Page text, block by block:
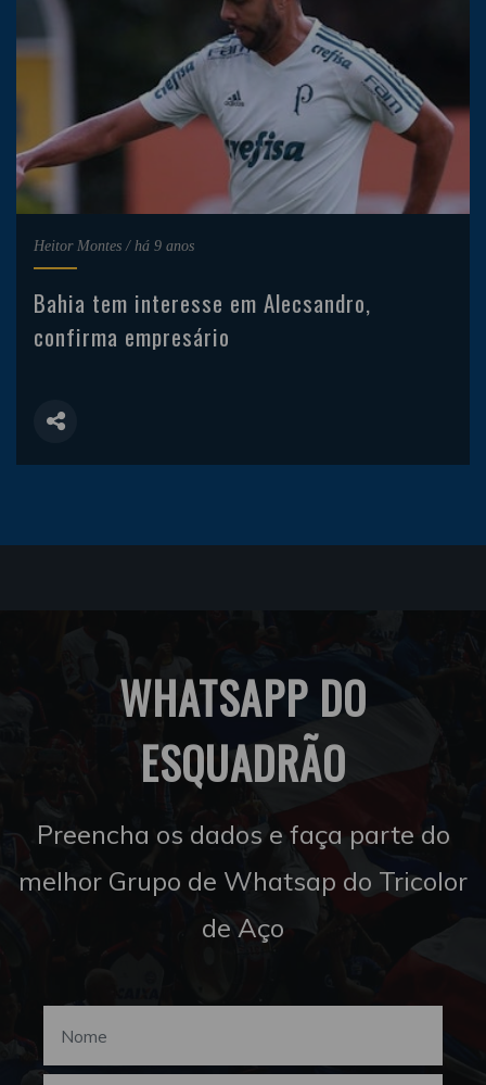
Heitor Montes / há 9 anos
Bahia tem interesse em Alecsandro,
confirma empresário
WHATSAPP DO
ESQUADRÃO
Preencha os dados e faça parte do
melhor Grupo de Whatsap do Tricolor
de Aço